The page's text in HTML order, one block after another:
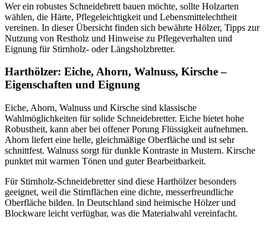
Wer ein robustes Schneidebrett bauen möchte, sollte Holzarten
wählen, die Härte, Pflegeleichtigkeit und Lebensmittelechtheit
vereinen. In dieser Übersicht finden sich bewährte Hölzer, Tipps zur
Nutzung von Restholz und Hinweise zu Pflegeverhalten und
Eignung für Stirnholz- oder Längsholzbretter.
Harthölzer: Eiche, Ahorn, Walnuss, Kirsche –
Eigenschaften und Eignung
Eiche, Ahorn, Walnuss und Kirsche sind klassische
Wahlmöglichkeiten für solide Schneidebretter. Eiche bietet hohe
Robustheit, kann aber bei offener Porung Flüssigkeit aufnehmen.
Ahorn liefert eine helle, gleichmäßige Oberfläche und ist sehr
schnittfest. Walnuss sorgt für dunkle Kontraste in Mustern. Kirsche
punktet mit warmen Tönen und guter Bearbeitbarkeit.
Für Stirnholz-Schneidebretter sind diese Harthölzer besonders
geeignet, weil die Stirnflächen eine dichte, messerfreundliche
Oberfläche bilden. In Deutschland sind heimische Hölzer und
Blockware leicht verfügbar, was die Materialwahl vereinfacht.